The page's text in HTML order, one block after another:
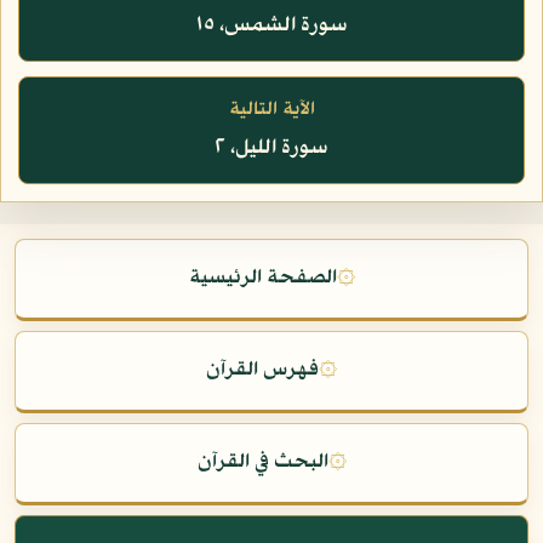
سورة الشمس، ١٥
الآية التالية
سورة الليل، ٢
۞الصفحة الرئيسية
۞فهرس القرآن
۞البحث في القرآن